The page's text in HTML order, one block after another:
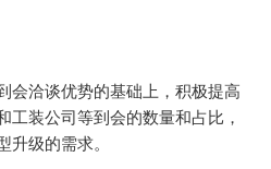
会洽谈优势的基础上，积极提高
装公司等到会的数量和占比，
级的需求。